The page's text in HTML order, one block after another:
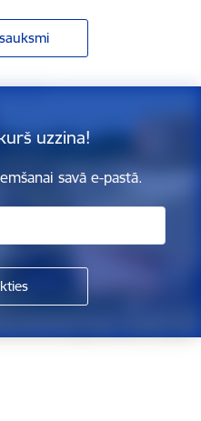
uzzina!
savā e-pastā.